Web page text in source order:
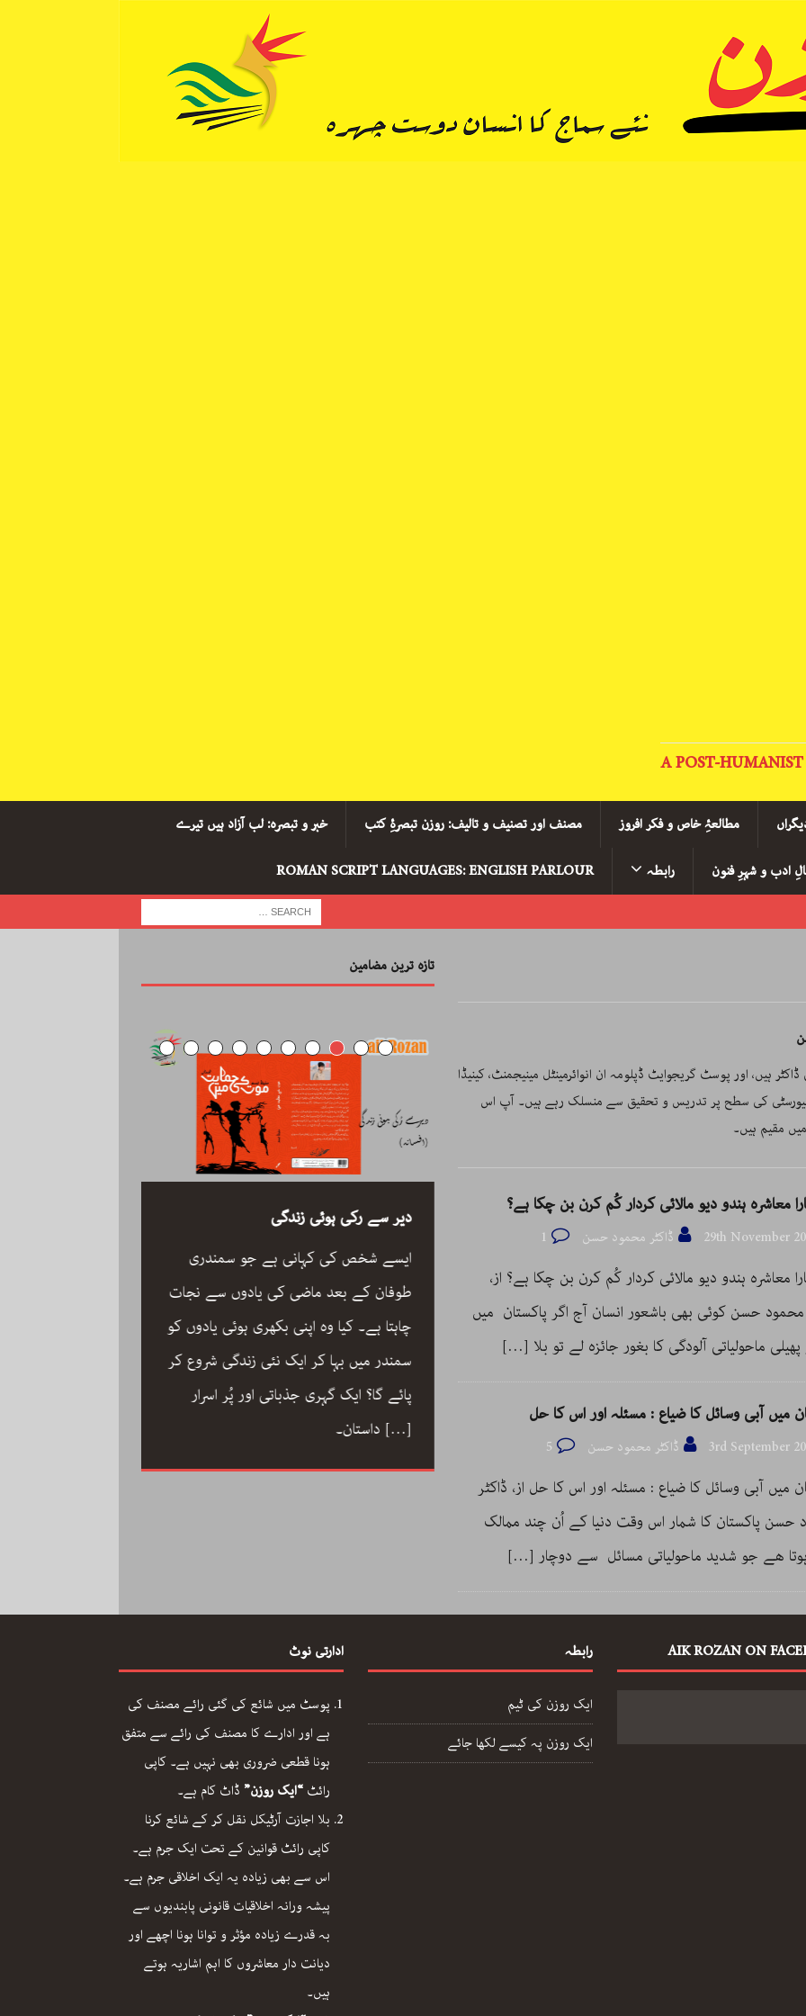
A POST-
مطالعۂِ خاص و فکر افروز مصنف اور تصنیف و تالیف: روزن تبصرۂِ کتب خبر و تبصرہ: لب آزاد ہیں تیرے
ادب و شہرِ فنون رابطہ
ROMAN SCRIPT LANGUAGES: ENGLISH PARLOUR
ہیں، اور پوسٹ گریجوایٹ ڈپلومہ ان انوائرمینٹل مینیجمنٹ، کینیڈا
کی سطح پر تدریس و تحقیق سے منسلک رہے ہیں۔ آپ اس
مقیم ہیں۔
معاشرہ ہندو دیو مالائی کردار کُم کرن بن چکا ہے؟
29th November ڈاکٹر محمود حسن 1
معاشرہ ہندو دیو مالائی کردار کُم کرن بن چکا ہے؟ از،
محمود حسن کوئی بھی باشعور انسان آج اگر پاکستان میں
ماحولیاتی آلودگی کا بغور جائزہ لے تو بلا […]
میں آبی وسائل کا ضیاع : مسئلہ اور اس کا حل
3rd September ڈاکٹر محمود حسن 5
میں آبی وسائل کا ضیاع : مسئلہ اور اس کا حل از، ڈاکٹر
حسن پاکستان کا شمار اس وقت دنیا کے اُن چند ممالک
ھے جو شدید ماحولیاتی مسائل سے دوچار […]
تازہ ترین مضامین
دیر سے رکی ہوئی زندگی
ایسے شخص کی کہانی ہے جو سمندری
طوفان کے بعد ماضی کی یادوں سے نجات
چاہتا ہے۔ کیا وہ اپنی بکھری ہوئی یادوں کو
سمندر میں بہا کر ایک نئی زندگی شروع کر
پائے گا؟ ایک گہری جذباتی اور پُر اسرار
[…]
رحیم معینی کرمانشاہی، نیّر مسعود اور صبرِ
خدا
رحیم معینی کرمانشاہی کی بصری شاعری،
نیّر مسعود کا دلگ داز ترجمہ صبرِ خدا، اور
ایرانی شعری روایت کے جمالیاتی اور فکری
میں گیت، نظم، تنہائی اور تخلیق کے اسباب
پر ایک خوب صورت اور بصیرت افروز گفتگو
[…]
کے
خوب
میں
کا ہنر
AIK ROZAN ON رابطہ
ایک روزن کی ٹیم
ایک روزن پہ کیسے لکھا جائے
ادارتی نوٹ
پوسٹ میں شائع کی گئی رائے مصنف کی
ہے اور ادارے کا مصنف کی رائے سے متفق
ہونا قطعی ضروری بھی نہیں ہے۔ کاپی
رائٹ“ایک روزن” ڈاٹ کام ہے۔
بلا اجازت آرٹیکل نقل کر کے شائع کرنا
کاپی رائٹ قوانین کے تحت ایک جرم ہے۔
اس سے بھی زیادہ یہ ایک اخلاقی جرم ہے۔
پیشہ ورانہ اخلاقیات قانونی پابندیوں سے
بہ قدرے زیادہ مؤثر و توانا ہونا اچھے اور
دیانت دار معاشروں کا اہم اشاریہ ہوتے
ہیں۔